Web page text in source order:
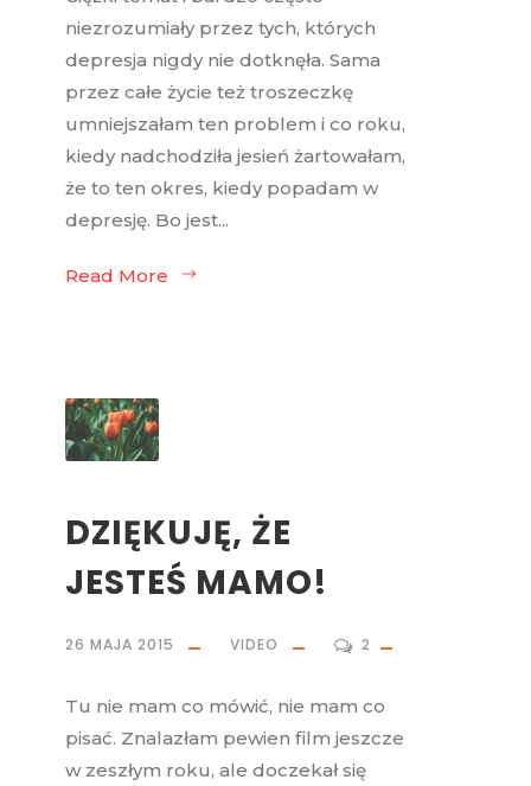
niezrozumiały przez tych, których
depresja nigdy nie dotknęła. Sama
przez całe życie też troszeczkę
umniejszałam ten problem i co roku,
kiedy nadchodziła jesień żartowałam,
że to ten okres, kiedy popadam w
depresję. Bo jest...
Read More
DZIĘKUJĘ, ŻE
JESTEŚ MAMO!
26 MAJA 2015 VIDEO 2
Tu nie mam co mówić, nie mam co
pisać. Znalazłam pewien film jeszcze
w zeszłym roku, ale doczekał się